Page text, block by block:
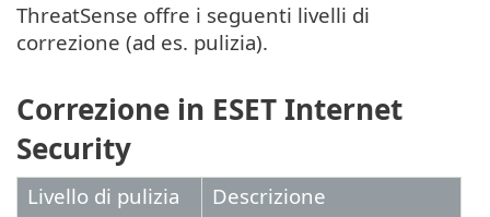
ThreatSense offre i seguenti livelli di
correzione (ad es. pulizia).
Correzione in ESET Internet
Security
Livello di pulizia
Descrizione